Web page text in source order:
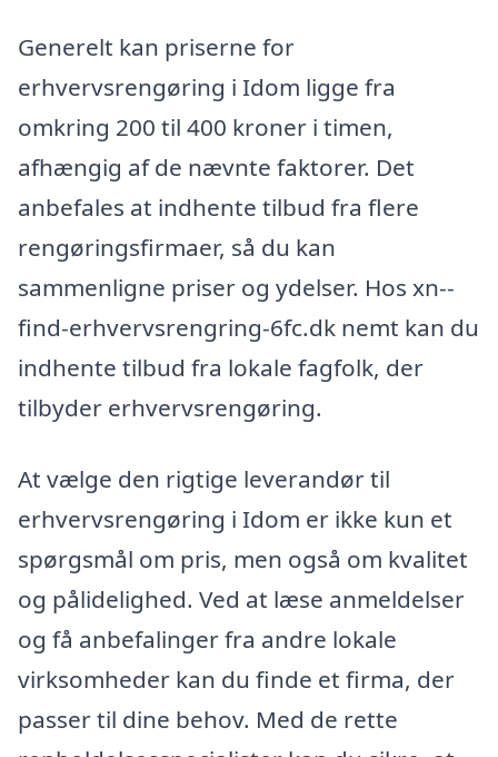
Generelt kan priserne for
erhvervsrengøring i Idom ligge fra
omkring 200 til 400 kroner i timen,
afhængig af de nævnte faktorer. Det
anbefales at indhente tilbud fra flere
rengøringsfirmaer, så du kan
sammenligne priser og ydelser. Hos xn--
find-erhvervsrengring-6fc.dk nemt kan du
indhente tilbud fra lokale fagfolk, der
tilbyder erhvervsrengøring.
At vælge den rigtige leverandør til
erhvervsrengøring i Idom er ikke kun et
spørgsmål om pris, men også om kvalitet
og pålidelighed. Ved at læse anmeldelser
og få anbefalinger fra andre lokale
virksomheder kan du finde et firma, der
passer til dine behov. Med de rette